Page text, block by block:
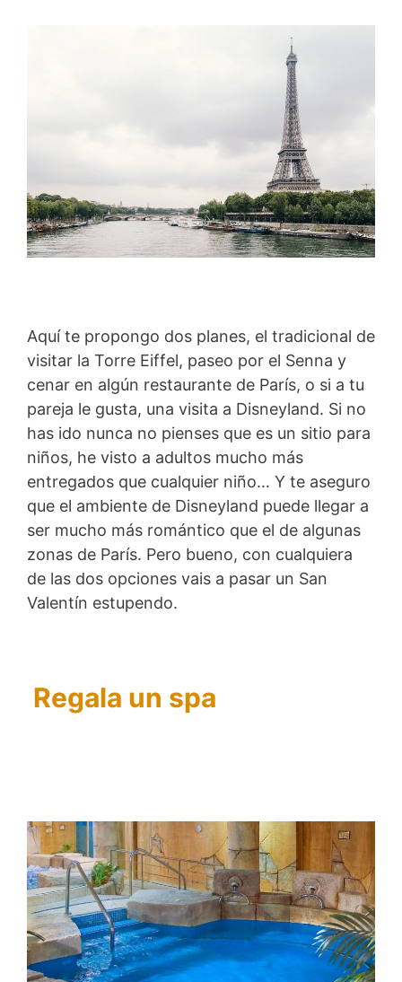
Aquí te propongo dos planes, el tradicional de
visitar la Torre Eiffel, paseo por el Senna y
cenar en algún restaurante de París, o si a tu
pareja le gusta, una visita a Disneyland. Si no
has ido nunca no pienses que es un sitio para
niños, he visto a adultos mucho más
entregados que cualquier niño… Y te aseguro
que el ambiente de Disneyland puede llegar a
ser mucho más romántico que el de algunas
zonas de París. Pero bueno, con cualquiera
de las dos opciones vais a pasar un San
Valentín estupendo.
Regala un spa